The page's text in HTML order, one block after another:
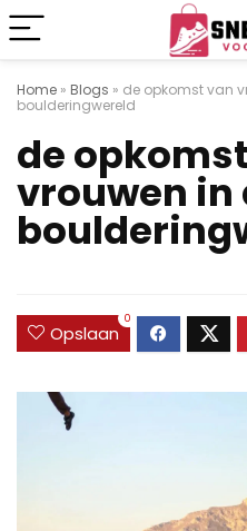
Home » Blogs » de opkomst van
boulderingwereld
de
vrouwen in
Opslaan
0